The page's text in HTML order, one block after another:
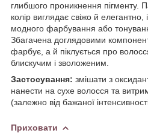
глибшого проникнення пігменту.
колір виглядає свіжо й елегантно,
модного фарбування або
Збагачена доглядовими
фарбує, а й піклується про
блискучим і зволоженим.
Застосування: змішати з
нанести на сухе волосся та
(залежно від бажаної
Приховати